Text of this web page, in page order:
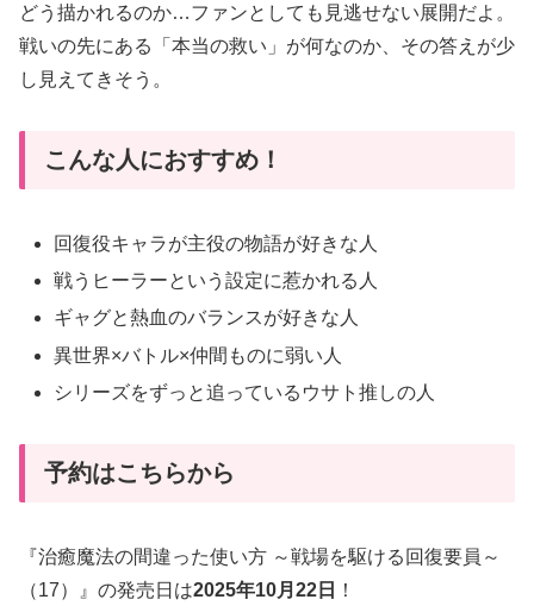
どう描かれるのか…ファンとしても見逃せない展開だよ。
戦いの先にある「本当の救い」が何なのか、その答えが少
し見えてきそう。
こんな人におすすめ！
回復役キャラが主役の物語が好きな人
戦うヒーラーという設定に惹かれる人
ギャグと熱血のバランスが好きな人
異世界×バトル×仲間ものに弱い人
シリーズをずっと追っているウサト推しの人
予約はこちらから
『治癒魔法の間違った使い方 ～戦場を駆ける回復要員～
（17）』の発売日は2025年10月22日 ！